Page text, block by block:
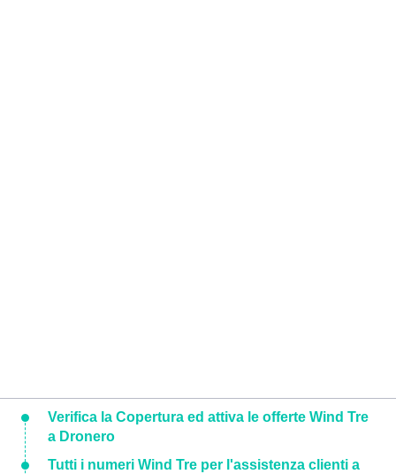
Verifica la Copertura ed attiva le offerte Wind Tre
a Dronero
Tutti i numeri Wind Tre per l'assistenza clienti a